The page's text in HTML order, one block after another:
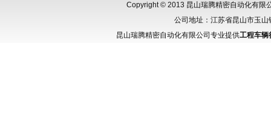
Copyright © 2013 昆山瑞腾精密自动化有限
公司地址：江苏省昆山市玉
昆山瑞腾精密自动化有限公司专业提供工程车辆